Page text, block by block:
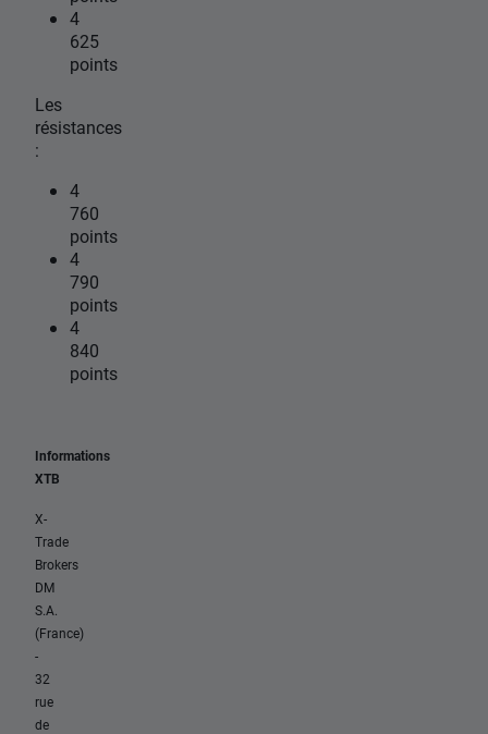
4
625
points
Les
résistances
:
4
760
points
4
790
points
4
840
points
Informations
XTB
X-
Trade
Brokers
DM
S.A.
(France)
-
32
rue
de